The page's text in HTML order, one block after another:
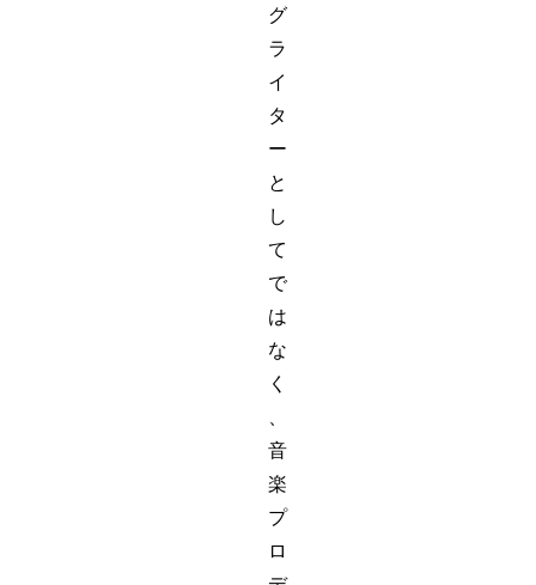
グ
ラ
イ
タ
ー
と
し
て
で
は
な
く
音
楽
プ
ロ